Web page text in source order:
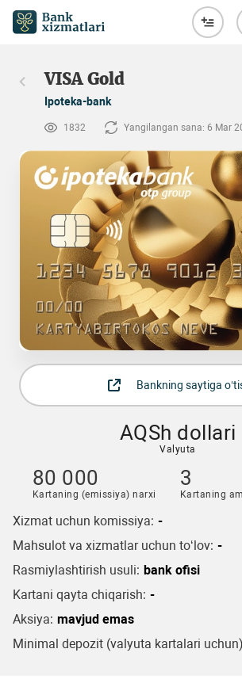
VISA Gold
Ipoteka-bank
1832 Yangilangan sana: 6 Mar
Bankning saytiga
AQSh dollari
Valyuta
80 000
Kartaning (emissiya) narxi
3
Kartaning
Xizmat uchun komissiya: -
Mahsulot va xizmatlar uchun to‘lov: -
Rasmiylashtirish usuli: bank ofisi
Kartani qayta chiqarish: -
Aksiya: mavjud emas
Minimal depozit (valyuta kartalari